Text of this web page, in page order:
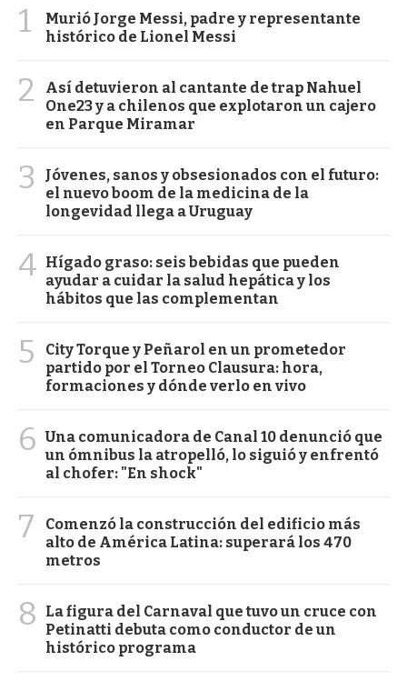
1
Murió Jorge Messi, padre y representante
histórico de Lionel Messi
2
Así detuvieron al cantante de trap Nahuel
One23 y a chilenos que explotaron un cajero
en Parque Miramar
3
Jóvenes, sanos y obsesionados con el futuro:
el nuevo boom de la medicina de la
longevidad llega a Uruguay
4 Hígado graso: seis bebidas que pueden
ayudar a cuidar la salud hepática y los
hábitos que las complementan
5
City Torque y Peñarol en un prometedor
partido por el Torneo Clausura: hora,
formaciones y dónde verlo en vivo
6 Una comunicadora de Canal 10 denunció que
un ómnibus la atropelló, lo siguió y enfrentó
al chofer: "En shock"
7
Comenzó la construcción del edificio más
alto de América Latina: superará los 470
metros
8
La figura del Carnaval que tuvo un cruce con
Petinatti debuta como conductor de un
histórico programa